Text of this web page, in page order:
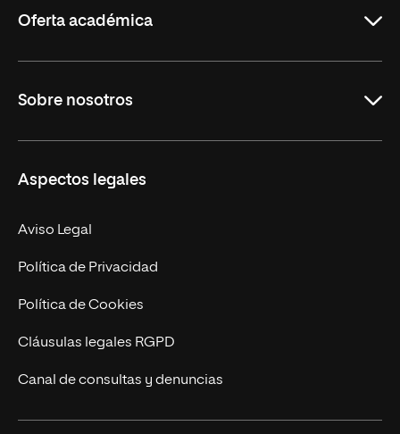
Oferta académica
Másteres Oficiales
Doctorados
Experto Universitario
Postgrados
Cursos Universitarios
Sobre nosotros
Facultades
Nuestro Equipo
Trabaja en UNIR
Actualidad
UNIR Revista
Eventos
Aspectos legales
Aviso Legal
Política de Privacidad
Política de Cookies
Cláusulas legales RGPD
Canal de consultas y denuncias